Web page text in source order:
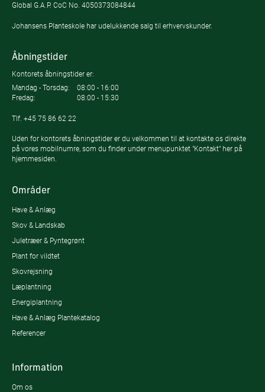
Global G.A.P. CoC No. 4050373084844
Johansens Planteskole har udelukkende salg til erhvervskunder.
Åbningstider
Kontorets åbningstider er:
Mandag - Torsdag:
08:00 - 16:00
Fredag:
08:00 - 15:30
Tlf. +45 75 86 62 22
Uden for kontorets åbningstider er du velkommen til at kontakte os direkte
på vores mobilnumre, som du finder under menupunktet "Kontakt" her på
hjemmesiden.
Områder
Have & Anlæg
Skov & Landskab
Juletræer & Pyntegrønt
Plant for vildtet
Skovrejsning
Læplantning
Energiplantning
Have & Anlæg Plantekatalog
Referencer
Information
Om os